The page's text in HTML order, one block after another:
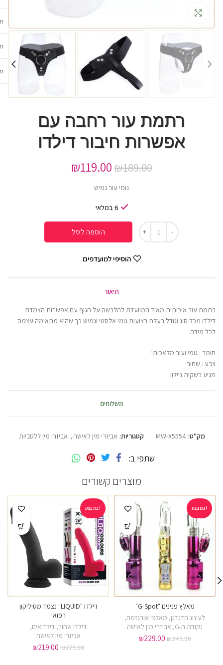
רתמת עור רחבה עם
אפשרות חיבור דילדו
₪189.00
₪119.00
גומי עור גמיש
6 במלאי
הוספה לסל
הוסיפי למועדפים
תיאור
רתמת עור איכותית מאוד המיועדת להלבשה על הגוף עם אפשרות הצמדת
דילדו מכל סוג וגודל בעלת רצועות גומי אלסטי וגמיש כך שהיא מתאימה עצמה
לכל מידה
חומר : גומי ועור מלאכותי
צבע : שחור
מגיע בשקית ניילון
משלוחים
מק"ט: MW-X5554 קטגוריות: אביזרי מין לאישה , אביזרי מין ללסביות
שתפי ב
מוצרים קשורים
במבצע!
מאלץ פנינים "G-Spot"
לעינוג הדגדגן, מאלצי אורגזמה,
נקודת ה-G , אביזרי מין לאישה
₪349.00
₪229.00
במבצע!
דילדו "LIQUID" נצמד מסיליקון
רפואי
דילדו שחור, דילדואים,
אביזרי מין לאישה
₪279.00
₪219.00